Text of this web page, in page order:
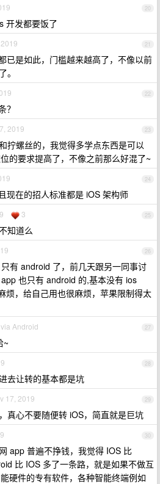
20
开发都要饭了
21
已是如此，门槛越来越高了，不像以前
。
22
？
23
2019
拧螺丝的，我觉得多学点东西是可以
的要求提高了，不像之前那么好混了~
24
现在的招人标准都是 iOS 架构师
25
3
知道么
26
有 android 了，前几天跟另一同事讨
也只有 android 的,基本没有 ios
烦，给自己用也很麻烦，苹果限制得太
27
Android
~
28
去让转的基本都是坑
29
17, 2019
真心不要随便转 iOS，简直就是巨坑
30
app 普遍不挣钱，我觉得 IOS 比
比 IOS 多了一条路，就是如果不做互
硬件的专有软件，各种智能终端例如